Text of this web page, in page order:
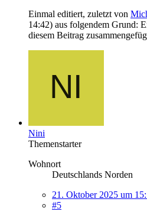
Einmal editiert, zuletzt von
14:42) aus folgendem Grund:
diesem Beitrag
Nini
Themenstarter
Wohnort
Deutschlands Norden
21. Oktober 2025 um
#5